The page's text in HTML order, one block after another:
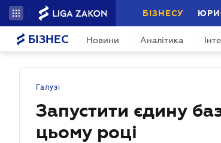
БІЗНЕСУ
БІЗНЕС Новини Аналітика
Галузі
Запустити єдину
цьому році